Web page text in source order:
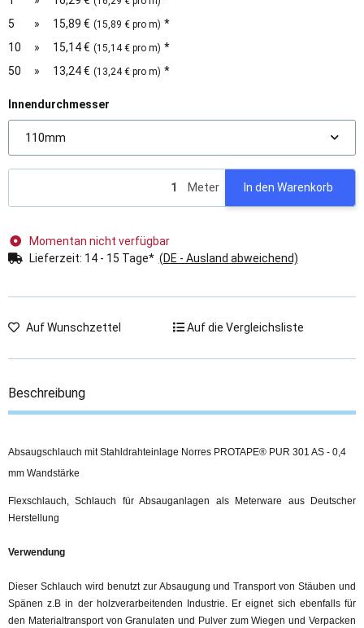
5
» 15,89 € (15,89 € pro m) *
10
» 15,14 € (15,14 € pro m) *
50
» 13,24 € (13,24 € pro m) *
Innendurchmesser
110mm
Meter In den Warenkorb
Momentan nicht verfügbar
Lieferzeit: 14 - 15 Tage* (DE - Ausland abweichend)
Auf Wunschzettel Auf die Vergleichsliste
Beschreibung
Absaugschlauch mit Stahldrahteinlage Norres PROTAPE® PUR 301 AS - 0,4
mm Wandstärke
Flexschlauch, Schlauch für Absauganlagen als Meterware aus Deutscher
Herstellung
Verwendung
Dieser Schlauch wird benutzt zur Absaugung und Transport von Stäuben und
Spänen z.B in der holzverarbeitenden Industrie. Er eignet sich ebenfalls für
den Materialtransport von Granulaten und Pulver zum Wiegen und Verpacken